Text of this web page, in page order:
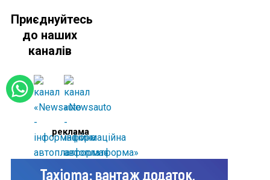
Приєднуйтесь
до наших
каналів
реклама